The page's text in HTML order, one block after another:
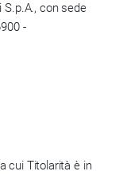
con sede
-
cui Titolarità è in